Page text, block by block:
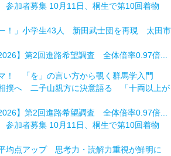
加者募集 10月11日、桐生で第10回着物
ー！」小学生43人 新田武士団を再現 太田市
】第2回進路希望調査 全体倍率0.97倍...
！ 「を」の言い方から覗く群馬学入門
撲へ 二子山親方に決意語る 「十両以上が
】第2回進路希望調査 全体倍率0.97倍...
加者募集 10月11日、桐生で第10回着物
均点アップ 思考力・読解力重視が鮮明に